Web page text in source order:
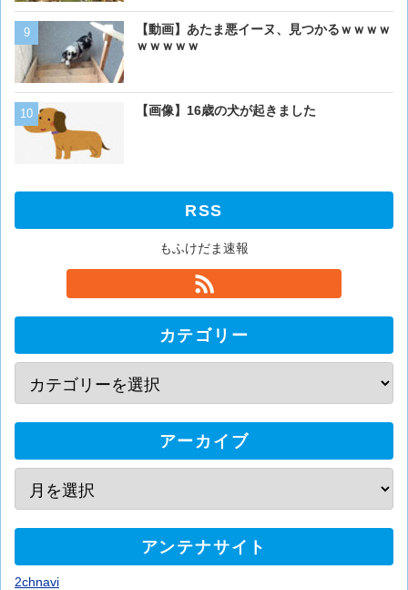
【動画】あたま悪イーヌ、見つかるｗｗｗｗ
ｗｗｗｗｗ
【画像】16歳の犬が起きました
【動画】虎さん、飼い慣ら
【動画】ワニ、歩く
RSS
もふけだま速報
カテゴリー
アーカイブ
アンテナサイト
2chnavi